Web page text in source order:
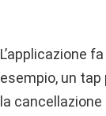
L’applicazione
esempio, un
la